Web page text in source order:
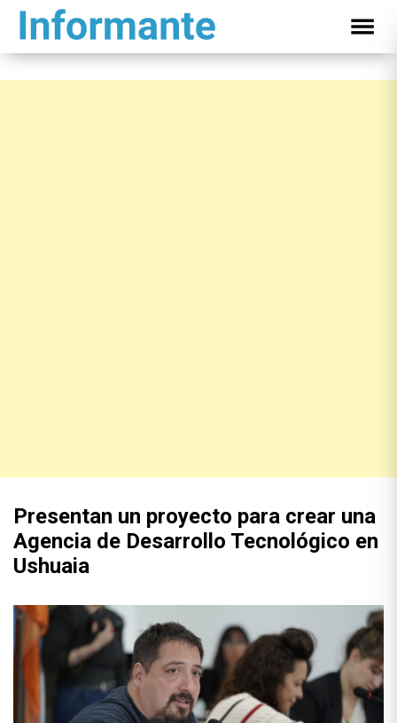
Presentan un proyecto para crear una
Agencia de Desarrollo Tecnológico en
Ushuaia